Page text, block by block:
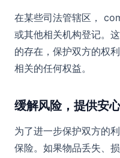
在某些司法管辖区，
或其他相关机构登记。
的存在，保护双方的权
相关的任何权益。
缓解风险，提供安
为了进一步保护双方的
保险。如果物品丢失、